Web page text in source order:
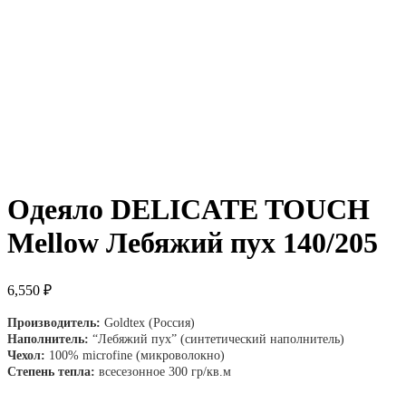
Одеяло DELICATE TOUCH
Mellow Лебяжий пух 140/205
6,550 ₽
Производитель: Goldtex (Россия)
Наполнитель: “Лебяжий пух” (синтетический наполнитель)
Чехол: 100% microfine (микроволокно)
Степень тепла: всесезонное 300 гр/кв.м